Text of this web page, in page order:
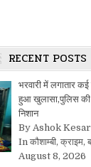
RECENT POSTS
भरवारी में लगातार कई
हुआ खुलासा,पुलिस की
निशान
By Ashok
In कौशाम्बी, क्राइम,
August 8, 2026